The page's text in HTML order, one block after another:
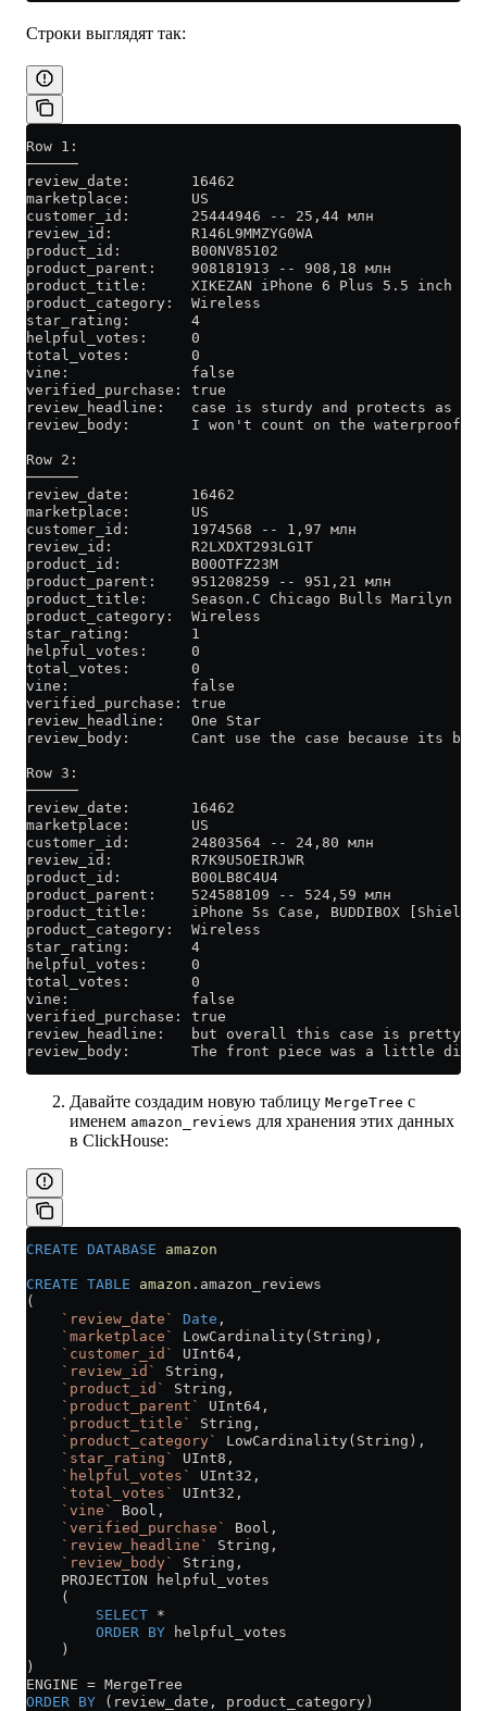
Строки выглядят так:
Row 1:
──────
review_date:       16462
marketplace:       US
customer_id:       25444946 -- 25,44 млн
review_id:         R146L9MMZYG0WA
product_id:        B00NV85102
product_parent:    908181913 -- 908,18 млн
product_title:     XIKEZAN iPhone 6 Plus 5.5 inch
product_category:  Wireless
star_rating:       4
helpful_votes:     0
total_votes:       0
vine:              false
verified_purchase: true
review_headline:   case is sturdy and protects as I
review_body:       I won't count on the waterproof
Row 2:
──────
review_date:       16462
marketplace:       US
customer_id:       1974568 -- 1,97 млн
review_id:         R2LXDXT293LG1T
product_id:        B00OTFZ23M
product_parent:    951208259 -- 951,21 млн
product_title:     Season.C Chicago Bulls Marilyn
product_category:  Wireless
star_rating:       1
helpful_votes:     0
total_votes:       0
vine:              false
verified_purchase: true
review_headline:   One Star
review_body:       Cant use the case because its big
Row 3:
──────
review_date:       16462
marketplace:       US
customer_id:       24803564 -- 24,80 млн
review_id:         R7K9U5OEIRJWR
product_id:        B00LB8C4U4
product_parent:    524588109 -- 524,59 млн
product_title:     iPhone 5s Case, BUDDIBOX
product_category:  Wireless
star_rating:       4
helpful_votes:     0
total_votes:       0
vine:              false
verified_purchase: true
review_headline:   but overall this case is pretty
review_body:       The front piece was a little
Давайте создадим новую таблицу MergeTree с
именем amazon_reviews для хранения этих данных
в ClickHouse:
CREATE DATABASE amazon
CREATE TABLE amazon .amazon_reviews
(
    `review_date`
Date ,
    `marketplace`
LowCardinality(String),
    `customer_id`
UInt64,
    `review_id`
String,
    `product_id`
String,
    `product_parent`
UInt64,
    `product_title`
String,
    `product_category`
LowCardinality(String),
    `star_rating`
UInt8,
    `helpful_votes`
UInt32,
    `total_votes`
UInt32,
    `vine`
Bool,
    `verified_purchase`
Bool,
    `review_headline`
String,
    `review_body`
String,
    PROJECTION helpful_votes
    (
        SELECT
*
        ORDER BY
helpful_votes
    )
)
ENGINE = MergeTree
ORDER BY (review_date, product_category)